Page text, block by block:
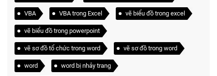
VBA VBA trong Excel vẽ biểu đồ trong excel
vẽ biểu đồ trong powerpoint
vẽ sơ đồ tổ chức trong word vẽ sơ đồ trong word
word word bị nhảy trang